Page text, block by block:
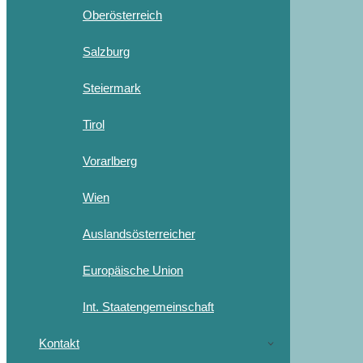
Oberösterreich
Salzburg
Steiermark
Tirol
Vorarlberg
Wien
Auslandsösterreicher
Europäische Union
Int. Staatengemeinschaft
Kontakt